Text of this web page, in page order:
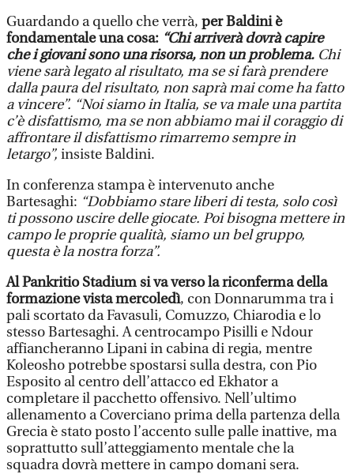
Guardando a quello che verrà, per Baldini è
fondamentale una cosa: “Chi arriverà dovrà capire
che i giovani sono una risorsa, non un problema. Chi
viene sarà legato al risultato, ma se si farà prendere
dalla paura del risultato, non saprà mai come ha fatto
a vincere”. “Noi siamo in Italia, se va male una partita
c’è disfattismo, ma se non abbiamo mai il coraggio di
affrontare il disfattismo rimarremo sempre in
letargo”, insiste Baldini.
In conferenza stampa è intervenuto anche
Bartesaghi: “Dobbiamo stare liberi di testa, solo così
ti possono uscire delle giocate. Poi bisogna mettere in
campo le proprie qualità, siamo un bel gruppo,
questa è la nostra forza”.
Al Pankritio Stadium si va verso la riconferma della
formazione vista mercoledì, con Donnarumma tra i
pali scortato da Favasuli, Comuzzo, Chiarodia e lo
stesso Bartesaghi. A centrocampo Pisilli e Ndour
affiancheranno Lipani in cabina di regia, mentre
Koleosho potrebbe spostarsi sulla destra, con Pio
Esposito al centro dell’attacco ed Ekhator a
completare il pacchetto offensivo. Nell’ultimo
allenamento a Coverciano prima della partenza della
Grecia è stato posto l’accento sulle palle inattive, ma
soprattutto sull’atteggiamento mentale che la
squadra dovrà mettere in campo domani sera.